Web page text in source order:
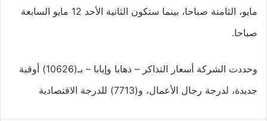
مايو، الثامنة صباحا، بينما ستكون الثانية الأحد 12 مايو السابعة
صباحا.
وحددت الشركة أسعار التذاكر – ذهابا وإيابا – بـ(10626) أوقية
جديدة، لدرجة رجال الأعمال، و(7713) للدرجة الاقتصادية